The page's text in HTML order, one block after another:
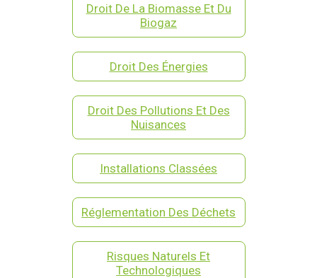
Droit De La Biomasse Et Du
Biogaz
Droit Des Énergies
Droit Des Pollutions Et Des
Nuisances
Installations Classées
Réglementation Des Déchets
Risques Naturels Et
Technologiques